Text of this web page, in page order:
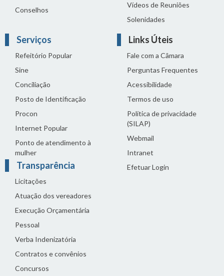
Conselhos
Vídeos de Reuniões
Solenidades
Serviços
Refeitório Popular
Sine
Conciliação
Posto de Identificação
Procon
Internet Popular
Ponto de atendimento à
mulher
Transparência
Licitações
Atuação dos vereadores
Execução Orçamentária
Pessoal
Verba Indenizatória
Contratos e convênios
Concursos
Links Úteis
Fale com a Câmara
Perguntas Frequentes
Acessibilidade
Termos de uso
Política de privacidade
(SILAP)
Webmail
Intranet
Efetuar Login